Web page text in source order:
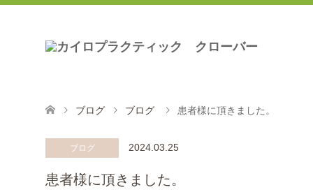
ブログ ブログ 患者様に頂きました。
ブログ 2024.03.25
患者様に頂きました。